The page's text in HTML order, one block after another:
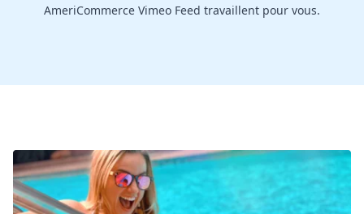
AmeriCommerce Vimeo Feed travaillent pour vous.